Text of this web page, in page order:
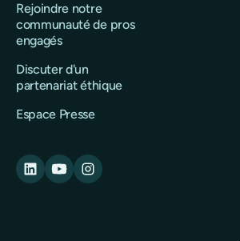
Rejoindre notre
communauté de pros
engagés
Discuter d'un
partenariat éthique
Espace Presse